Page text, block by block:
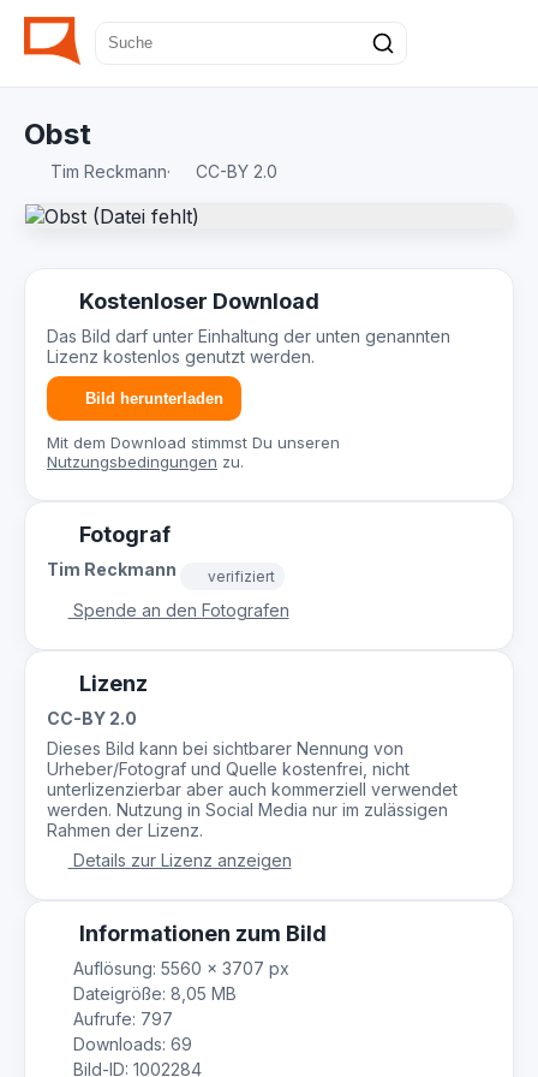
Obst
Tim Reckmann· CC-BY 2.0
Kostenloser Download
Das Bild darf unter Einhaltung der unten genannten
Lizenz kostenlos genutzt werden.
Bild herunterladen
Mit dem Download stimmst Du unseren
Nutzungsbedingungen zu.
Fotograf
Tim Reckmann verifiziert
Spende an den Fotografen
Lizenz
CC-BY 2.0
Dieses Bild kann bei sichtbarer Nennung von
Urheber/Fotograf und Quelle kostenfrei, nicht
unterlizenzierbar aber auch kommerziell verwendet
werden. Nutzung in Social Media nur im zulässigen
Rahmen der Lizenz.
Details zur Lizenz anzeigen
Informationen zum Bild
Auflösung: 5560 × 3707 px
Dateigröße: 8,05 MB
Aufrufe: 797
Downloads: 69
Bild-ID: 1002284